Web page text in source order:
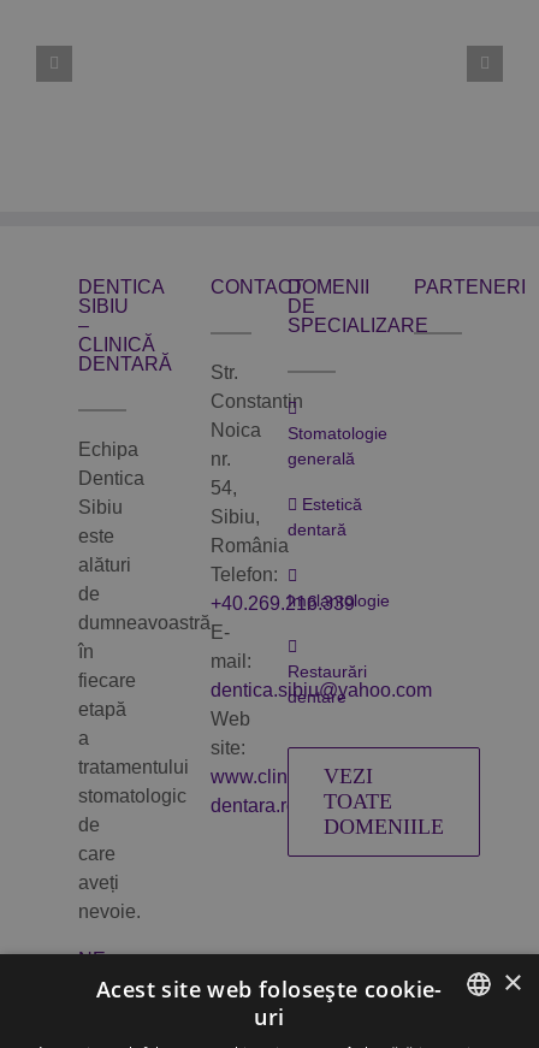
DENTICA
SIBIU
–
CLINICĂ
DENTARĂ
Echipa
Dentica
Sibiu
este
alături
de
dumneavoastră
în
fiecare
etapă
a
tratamentului
stomatologic
de
care
aveți
nevoie.
NE
GĂSIȚI
CONTACT
Str.
Constantin
Noica
nr.
54,
Sibiu,
România
Telefon:
+40.269.216.339
E-
mail:
dentica.sibiu@yahoo.com
Web
site:
www.clinica-
dentara.ro
DOMENII
DE
SPECIALIZARE
Stomatologie
generală
Estetică
dentară
Implantologie
Restaurări
dentare
VEZI
TOATE
DOMENIILE
PARTENERI
×
Acest site web folosește cookie-
uri